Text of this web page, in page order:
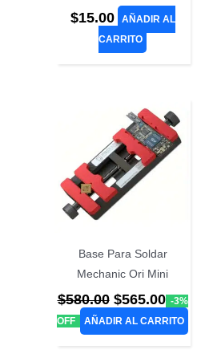
$15.00
AÑADIR AL
CARRITO
Base Para Soldar
Mechanic Ori Mini
$580.00 El
precio
original
$565.00El
precio
actual
-3%
OFF
AÑADIR AL CARRITO